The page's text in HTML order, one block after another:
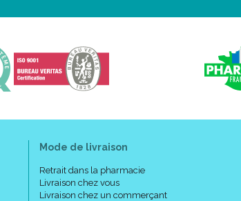
Mode de livraison
Retrait dans la pharmacie
Livraison chez vous
Livraison chez un commerçant